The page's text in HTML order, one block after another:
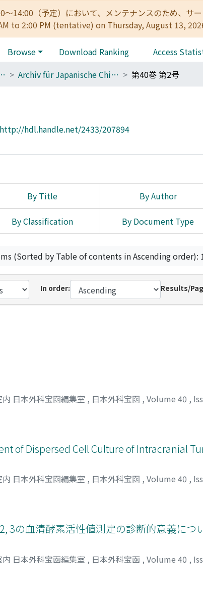
～14:00（予定）において、メンテナンスのため、
to 2:00 PM (tentative) on Thursday, August 13,
Browse Download Ranking Access
of Medicine Archiv für Japanische Chirurgie 第40巻 第2号
http://hdl.handle.net/2433/207894
By Title By Author
By Classification By Document Type
(Sorted by Table of contents in Ascending order):
In order: Results/
日本外科宝函編集室 , 日本外科宝函 , Volume 40 ,
of Dispersed Cell Culture of Intracranial
日本外科宝函編集室 , 日本外科宝函 , Volume 40 ,
3の血清酵素活性値測定の診断的意義につ
日本外科宝函編集室 , 日本外科宝函 , Volume 40 ,